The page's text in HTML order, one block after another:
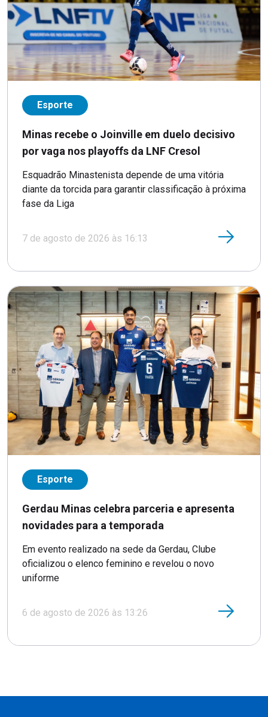
Esporte
Minas recebe o Joinville em duelo decisivo
por vaga nos playoffs da LNF Cresol
Esquadrão Minastenista depende de uma vitória
diante da torcida para garantir classificação à próxima
fase da Liga
7 de agosto de 2026 às 16:13
Esporte
Gerdau Minas celebra parceria e apresenta
novidades para a temporada
Em evento realizado na sede da Gerdau, Clube
oficializou o elenco feminino e revelou o novo
uniforme
6 de agosto de 2026 às 13:26